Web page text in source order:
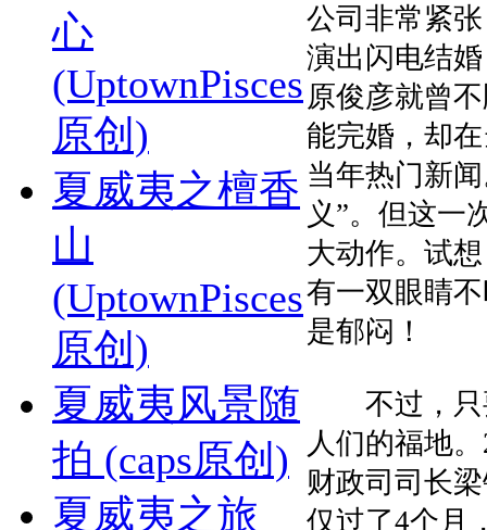
心
(UptownPisces
原创)
夏威夷之檀香
山
(UptownPisces
原创)
夏威夷风景随
拍 (caps原创)
夏威夷之旅
公司非常紧
演出闪电结
原俊彦就曾
能完婚，却
当年热门新
义”。但这一
大动作。试
有一双眼睛
是郁闷！
不过，只
人们的福地
财政司司长
仅过了4个月